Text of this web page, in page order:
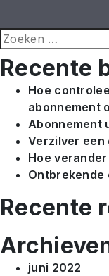
Zoeken
naar:
Recente
Hoe
abonnement
Abonnement
Verzilver een
Hoe
Ontbrekende
Recente
juni 2022